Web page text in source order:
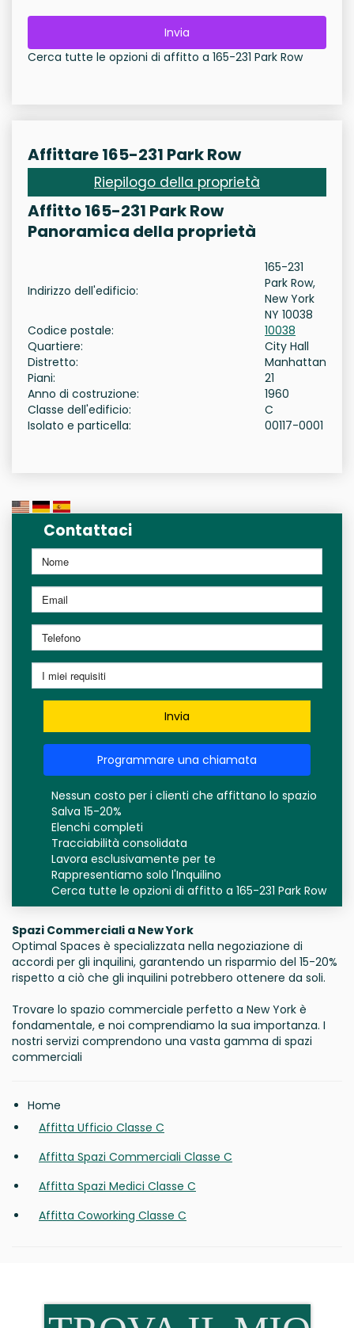
Invia
Cerca tutte le opzioni di affitto a 165-231 Park Row
Affittare 165-231 Park Row
Riepilogo della proprietà
Affitto 165-231 Park Row
Panoramica della proprietà
Indirizzo dell'edificio:
165-231
Park Row,
New York
NY 10038
Codice postale:
10038
Quartiere:
City Hall
Distretto:
Manhattan
Piani:
21
Anno di costruzione:
1960
Classe dell'edificio:
C
Isolato e particella:
00117-0001
Contattaci
Invia
Programmare una chiamata
Nessun costo per i clienti che affittano lo spazio
Salva 15-20%
Elenchi completi
Tracciabilità consolidata
Lavora esclusivamente per te
Rappresentiamo solo l'Inquilino
Cerca tutte le opzioni di affitto a 165-231 Park Row
Spazi Commerciali a New York
Optimal Spaces è specializzata nella negoziazione di
accordi per gli inquilini, garantendo un risparmio del 15-20%
rispetto a ciò che gli inquilini potrebbero ottenere da soli.
Trovare lo spazio commerciale perfetto a New York è
fondamentale, e noi comprendiamo la sua importanza. I
nostri servizi comprendono una vasta gamma di spazi
commerciali
Home
Affitta Ufficio Classe C
Affitta Spazi Commerciali Classe C
Affitta Spazi Medici Classe C
Affitta Coworking Classe C